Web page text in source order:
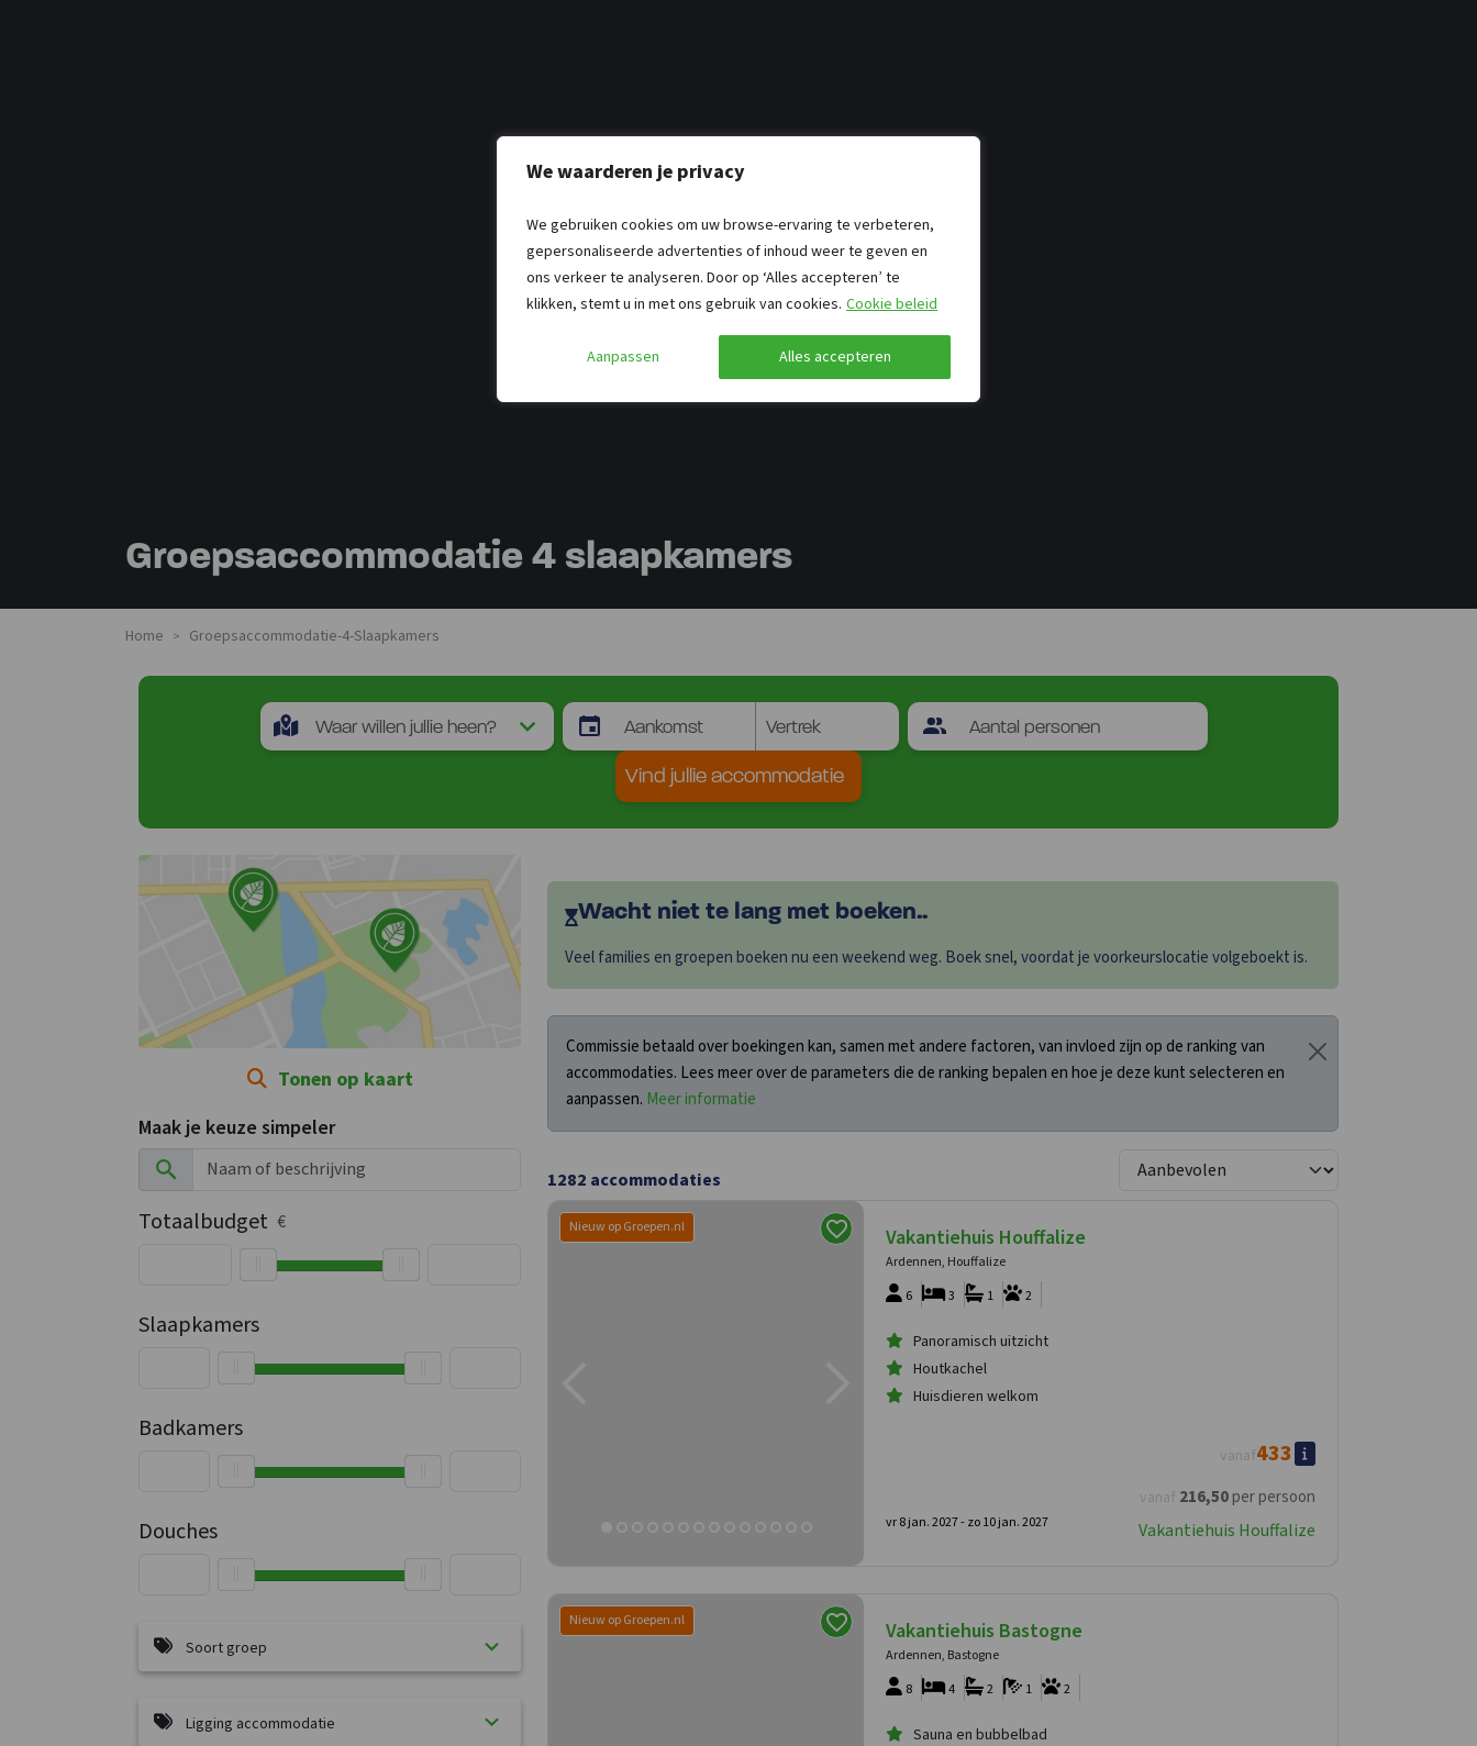
We waarderen je privacy
We gebruiken cookies om uw browse-ervaring te verbeteren,
gepersonaliseerde advertenties of inhoud weer te geven en
ons verkeer te analyseren. Door op ‘Alles accepteren’ te
klikken, stemt u in met ons gebruik van cookies. Cookie beleid
Aanpassen Alles accepteren
Groepsaccommodatie 4 slaapkamers
Home > Groepsaccommodatie-4-Slaapkamers
Vind jullie accommodatie
Tonen op kaart
Maak je keuze simpeler
Totaalbudget €
Douches
Badkamers
Slaapkamers
Ligging accommodatie
Soort groep
Wacht niet te lang met boeken..
Veel families en groepen boeken nu een weekend weg. Boek snel, voordat je voorkeurslocatie volgeboekt is.
Commissie betaald over boekingen kan, samen met andere factoren, van invloed zijn op de ranking van
accommodaties. Lees meer over de parameters die de ranking bepalen en hoe je deze kunt selecteren en
aanpassen. Meer informatie
1282 accommodaties
Nieuw op Groepen.nl Vakantiehuis Houffalize
Ardennen, Houffalize
6
2
1
3
Panoramisch uitzicht
Houtkachel
Huisdieren welkom
vanaf 216,50per persoon
vanaf433
vr 8 jan. 2027 -zo 10 jan. 2027 Vakantiehuis Houffalize
Nieuw op Groepen.nl Vakantiehuis Bastogne
Ardennen, Bastogne
8
2
1
2
4
Sauna en bubbelbad